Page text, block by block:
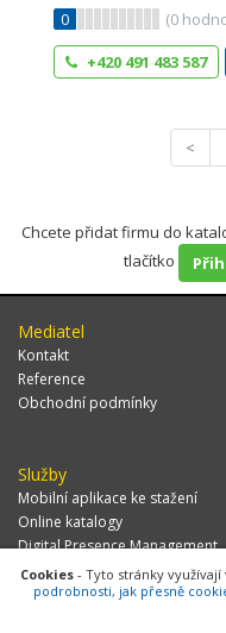
0
(0
+420 491 483 587
<
Chcete přidat firmu do
tlačítko
Mediatel
Kontakt
Reference
Obchodní podmínky
Služby
Mobilní aplikace ke stažení
Online katalogy
Digital Presence Management
Více zákazníků
Cookies - Tyto stránky
podrobnosti, jak přesně